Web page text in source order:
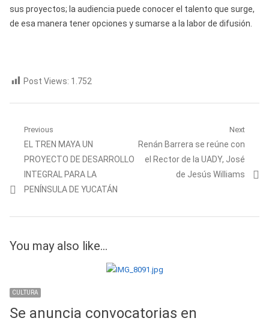
sus proyectos; la audiencia puede conocer el talento que surge,
de esa manera tener opciones y sumarse a la labor de difusión.
Post Views: 1.752
Navegación
de
entradas
Previous
Previous
post:
EL TREN MAYA UN
PROYECTO DE DESARROLLO
INTEGRAL PARA LA
PENÍNSULA DE YUCATÁN
Next
Next
post:
Renán Barrera se reúne con
el Rector de la UADY, José
de Jesús Williams
You may also like...
CULTURA
Se anuncia convocatorias en